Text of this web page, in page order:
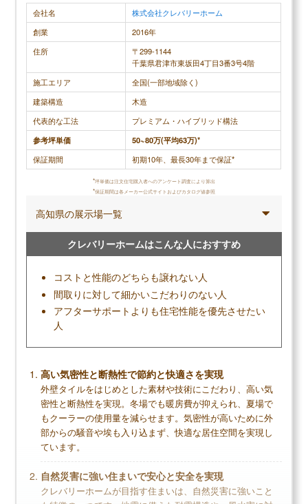
会社名
株式会社クレバリーホーム
創業
2016年
住所
〒299-1144
千葉県君津市東坂田4丁目3番3号4階
施工エリア
全国(一部地域除く)
建築構造
木造
代表的な工法
プレミアム・ハイブリッド構法
参考坪単価
50~80万(平均63万)*
保証期間
初期10年、最長30年まで保証*
*坪単価は注文住宅購入者へのアンケート調査により算出
*保証期間は各メーカー公式サイトおよびカタログ値参照
高知県の展示場一覧
クレバリーホームはこんな人におすすめ
コストと性能のどちらも譲れない人
間取りに対して細かいこだわりのない人
アフターサポートよりも住宅性能を優先させたい
人
高い気密性と断熱性で節約と快適さを実現
外壁タイルをはじめとした素材や技術にこだわり、高い気
密性と断熱性を実現。冬場でも暖房費が抑えられ、夏場で
もクーラーの使用量を減らせます。気密性が高いために外
部からの騒音や埃も入り込まず、快適な居住空間を実現し
ています。
自然災害に強い住まいで安心と安全を実現
クレバリーホームが目指す住まいは、自然災害に強いこと